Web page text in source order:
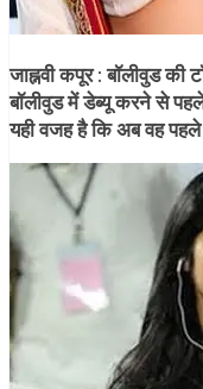
जाह्नवी कपूर :बॉलीवुड की
बॉलीवुड में डेब्यू करने से
यही वजह है कि अब वह